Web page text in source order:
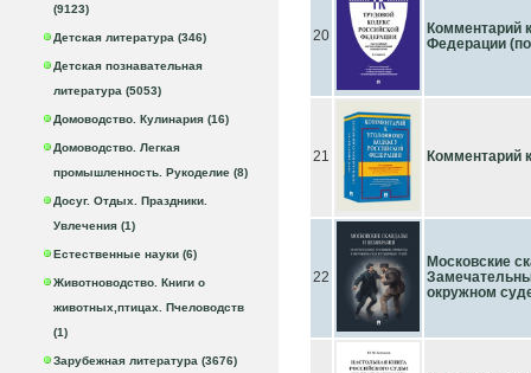
(9123)
Детская литература (346)
Детская познавательная
литература (5053)
Домоводство. Кулинария (16)
Домоводство. Легкая
промышленность. Рукоделие (8)
Досуг. Отдых. Праздники.
Увлечения (1)
Естественные науки (6)
Животноводство. Книги о
животных,птицах. Пчеловодств
(1)
Зарубежная литература (3676)
20
Комментарий
Федерации
21 Комментарий
22
Московские
окружном